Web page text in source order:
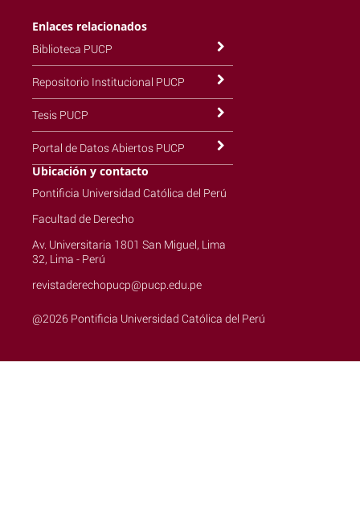
Enlaces relacionados
Biblioteca PUCP
Repositorio Institucional PUCP
Tesis PUCP
Portal de Datos Abiertos PUCP
Ubicación y contacto
Pontificia Universidad Católica del Perú
Facultad de Derecho
Av. Universitaria 1801 San Miguel, Lima
32, Lima - Perú
revistaderechopucp@pucp.edu.pe
@2026 Pontificia Universidad Católica del Perú